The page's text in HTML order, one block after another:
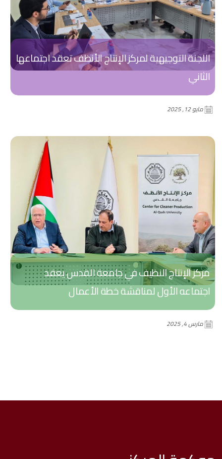
اللجنة التوجيهية لمركز الإنتاج الأنظف تعقد اجتماعها
الثاني
مايو 12, 2025
مركز الإنتاج النظيف في جامعة القدس يعقد
اجتماعه الأول لمناقشة خطة الأعمال
مارس 4, 2025